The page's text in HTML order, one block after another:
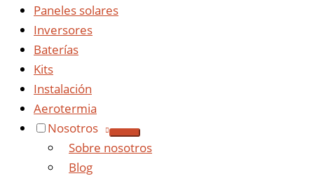
Paneles solares
Inversores
Baterías
Kits
Instalación
Aerotermia
Nosotros
Sobre nosotros
Blog